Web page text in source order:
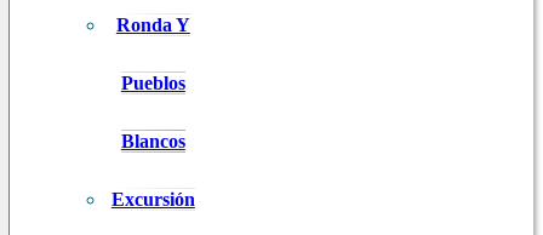
Ronda Y
Pueblos
Blancos
Excursión